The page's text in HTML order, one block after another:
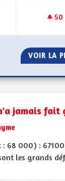
50
VOIR LA
et en Europe
jamais fait
: 68 000) :
les grands